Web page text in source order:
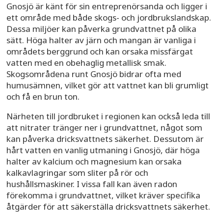
Gnosjö är känt för sin entreprenörsanda och ligger i
ett område med både skogs- och jordbrukslandskap.
Dessa miljöer kan påverka grundvattnet på olika
sätt. Höga halter av järn och mangan är vanliga i
områdets berggrund och kan orsaka missfärgat
vatten med en obehaglig metallisk smak.
Skogsområdena runt Gnosjö bidrar ofta med
humusämnen, vilket gör att vattnet kan bli grumligt
och få en brun ton.
Närheten till jordbruket i regionen kan också leda till
att nitrater tränger ner i grundvattnet, något som
kan påverka dricksvattnets säkerhet. Dessutom är
hårt vatten en vanlig utmaning i Gnosjö, där höga
halter av kalcium och magnesium kan orsaka
kalkavlagringar som sliter på rör och
hushållsmaskiner. I vissa fall kan även radon
förekomma i grundvattnet, vilket kräver specifika
åtgärder för att säkerställa dricksvattnets säkerhet.